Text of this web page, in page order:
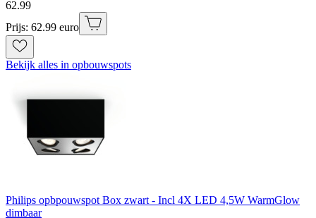
62.99
Prijs: 62.99 euro
Bekijk alles in opbouwspots
Philips opbpouwspot Box zwart - Incl 4X LED 4,5W WarmGlow
dimbaar